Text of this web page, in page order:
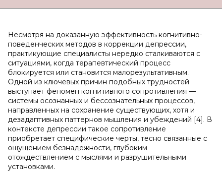
Несмотря на доказанную эффективность когнитивно-
поведенческих методов в коррекции депрессии,
практикующие специалисты нередко сталкиваются с
ситуациями, когда терапевтический процесс
блокируется или становится малорезультативным.
Одной из ключевых причин подобных трудностей
выступает феномен когнитивного сопротивления —
системы осознанных и бессознательных процессов,
направленных на сохранение существующих, хотя и
дезадаптивных паттернов мышления и убеждений [4]. В
контексте депрессии такое сопротивление
приобретает специфические черты, тесно связанные с
ощущением безнадежности, глубоким
отождествлением с мыслями и разрушительными
установками.